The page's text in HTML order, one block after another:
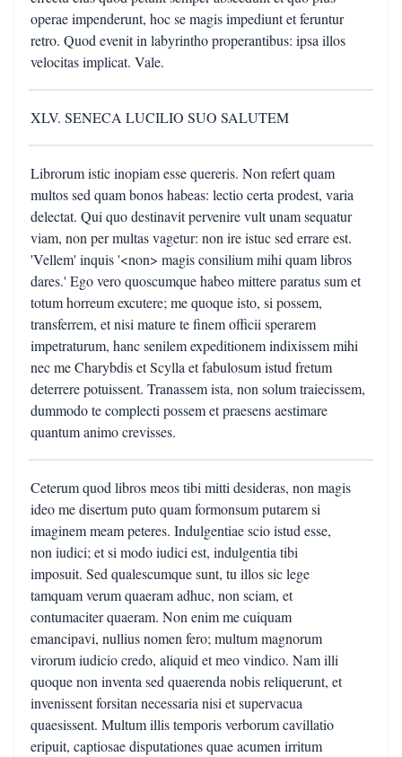
operae impenderunt, hoc se magis impediunt et feruntur
retro. Quod evenit in labyrintho properantibus: ipsa illos
velocitas implicat. Vale.
XLV. SENECA LUCILIO SUO SALUTEM
Librorum istic inopiam esse quereris. Non refert quam
multos sed quam bonos habeas: lectio certa prodest, varia
delectat. Qui quo destinavit pervenire vult unam sequatur
viam, non per multas vagetur: non ire istuc sed errare est.
'Vellem' inquis '<non> magis consilium mihi quam libros
dares.' Ego vero quoscumque habeo mittere paratus sum et
totum horreum excutere; me quoque isto, si possem,
transferrem, et nisi mature te finem officii sperarem
impetraturum, hanc senilem expeditionem indixissem mihi
nec me Charybdis et Scylla et fabulosum istud fretum
deterrere potuissent. Tranassem ista, non solum traiecissem,
dummodo te complecti possem et praesens aestimare
quantum animo crevisses.
Ceterum quod libros meos tibi mitti desideras, non magis
ideo me disertum puto quam formonsum putarem si
imaginem meam peteres. Indulgentiae scio istud esse,
non iudici; et si modo iudici est, indulgentia tibi
imposuit. Sed qualescumque sunt, tu illos sic lege
tamquam verum quaeram adhuc, non sciam, et
contumaciter quaeram. Non enim me cuiquam
emancipavi, nullius nomen fero; multum magnorum
virorum iudicio credo, aliquid et meo vindico. Nam illi
quoque non inventa sed quaerenda nobis reliquerunt, et
invenissent forsitan necessaria nisi et supervacua
quaesissent. Multum illis temporis verborum cavillatio
eripuit, captiosae disputationes quae acumen irritum